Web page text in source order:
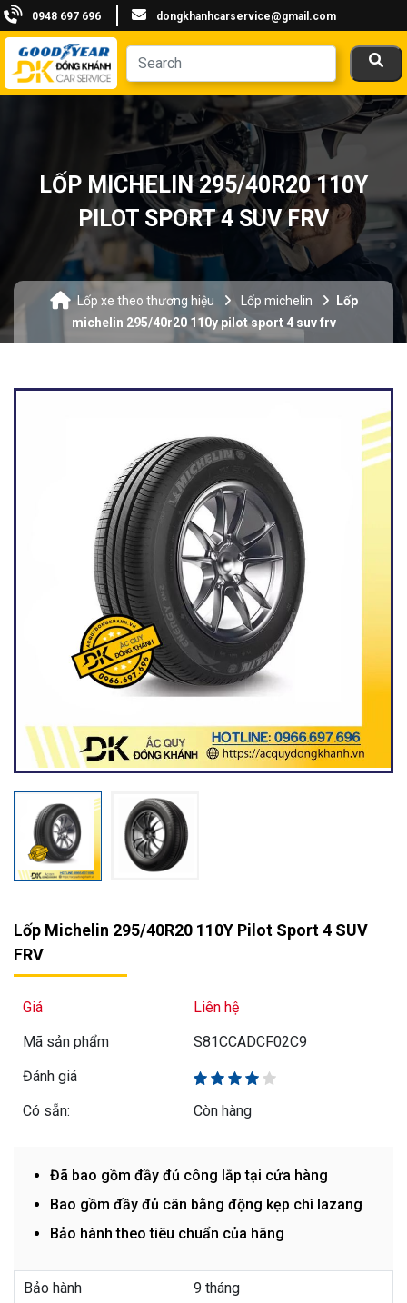
0948 697 696 dongkhanhcarservice@gmail.com
LỐP MICHELIN 295/40R20 110Y
PILOT SPORT 4 SUV FRV
Lốp xe theo thương hiệu Lốp michelin
Lốp
michelin 295/40r20 110y pilot sport 4 suv frv
Lốp Michelin 295/40R20 110Y Pilot Sport 4 SUV
FRV
Giá
Liên hệ
Mã sản phẩm
S81CCADCF02C9
Đánh giá
Có sẵn:
Còn hàng
Đã bao gồm đầy đủ công lắp tại cửa hàng
Bao gồm đầy đủ cân bằng động kẹp chì lazang
Bảo hành theo tiêu chuẩn của hãng
Bảo hành 9 tháng